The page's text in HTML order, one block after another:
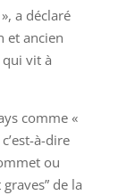
a déclaré
et ancien
vit à
comme «
à-dire
ou
de la